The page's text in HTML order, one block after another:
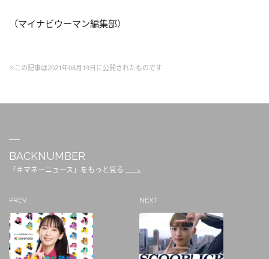
（マイナビウーマン編集部）
※この記事は2021年08月19日に公開されたものです
BACKNUMBER
「＃マネーニュース」をもっと見る
PREV NEXT